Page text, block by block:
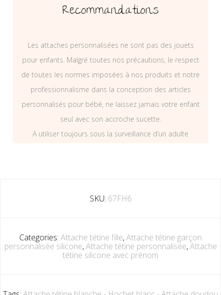
Recommandations
Les attaches personnalisées ne sont pas des jouets
pour enfants. Malgré toutes nos précautions, le respect
de toutes les normes imposées à nos produits et notre
professionnalisme dans la conception des articles
personnalisés pour bébé, ne laissez jamais votre enfant
seul avec son accroche sucette.
A utiliser toujours sous la surveillance d’un adulte
SKU: 67FH6
Categories: Attache tétine fille,Attache tétine garçon
personnalisée silicone,Attache tétine personnalisée,Attache
tétine silicone avec prénom